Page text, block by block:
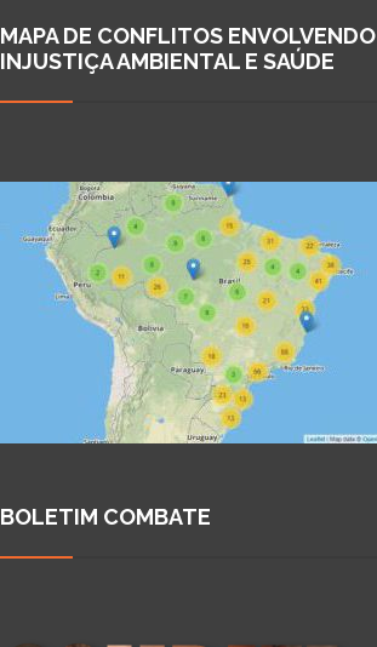
MAPA DE CONFLITOS ENVOLVENDO
INJUSTIÇA AMBIENTAL E SAÚDE
BOLETIM COMBATE